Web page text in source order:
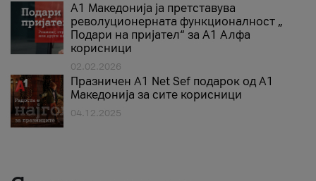
А1 Македонија ја претставува
револуционерната функционалност „
Подари на пријател“ за А1 Алфа
корисници
02.02.2026
Празничен A1 Net Sеf подарок од А1
Македонија за сите корисници
04.12.2025